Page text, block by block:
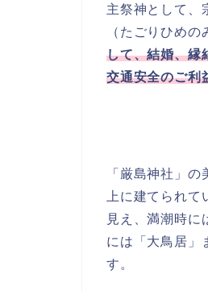
主祭神として、
（たごりひめ
して、結婚、縁
交通安全のご利
「厳島神社」
上に建てられ
見え、満潮時に
には「大鳥居」
す。